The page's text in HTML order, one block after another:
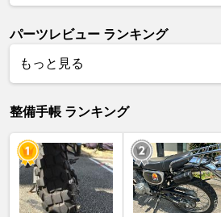
パーツレビュー ランキング
もっと見る
整備手帳 ランキング